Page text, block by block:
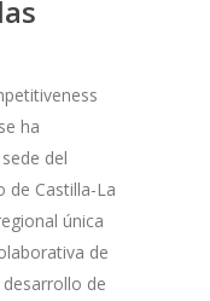
ha
del
de Castilla-La
única
de
de